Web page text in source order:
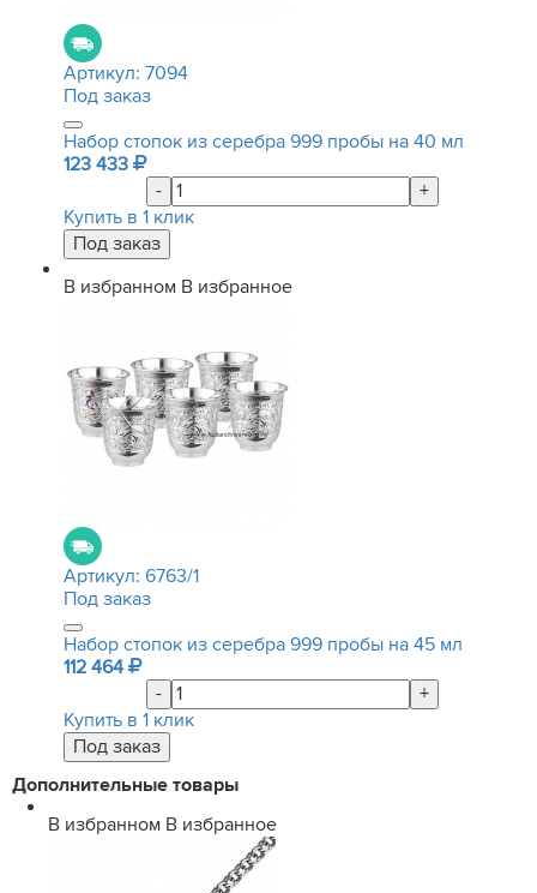
Артикул: 7094
Под заказ
Набор стопок из серебра 999 пробы на 40 мл
123 433
-
+
Купить в 1 клик
В избранном В избранное
Артикул: 6763/1
Под заказ
Набор стопок из серебра 999 пробы на 45 мл
112 464
-
+
Купить в 1 клик
Дополнительные товары
В избранном В избранное